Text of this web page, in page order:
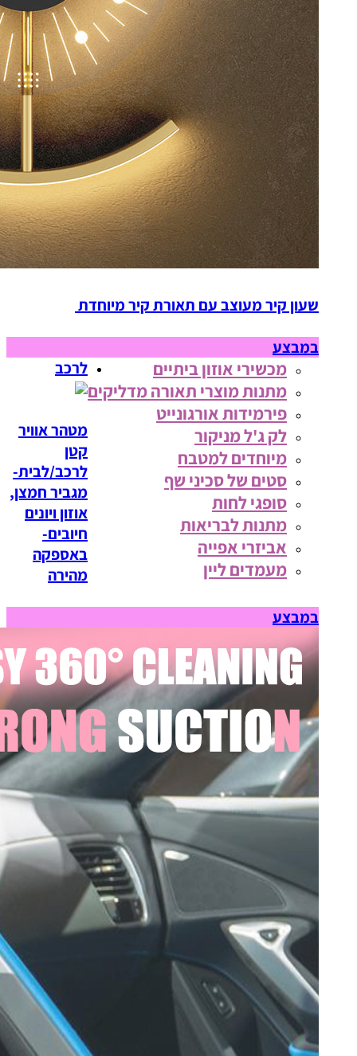
שעון קיר מעוצב עם תאורת קיר מיוחדת
במבצע
מכשירי אוזון ביתיים
מתנות מוצרי תאורה מדליקים
פירמידות אורגונייט
לק ג'ל מניקור
מיוחדים למטבח
סטים של סכיני שף
סופגי לחות
מתנות לבריאות
אביזרי אפייה
מעמדים ליין
לרכב
מטהר אוויר
קטן
לרכב/לבית-
מגביר חמצן,
אוזון ויונים
חיובים-
באספקה
מהירה
במבצע